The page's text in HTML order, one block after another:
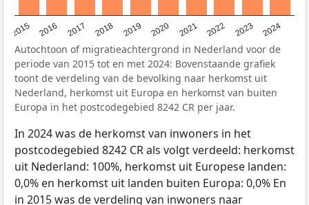
2015 2016 2017 2018 2019 2020 2021 2022 2023 2024
Autochtoon of migratieachtergrond in Nederland voor de
periode van 2015 tot en met 2024: Bovenstaande grafiek
toont de verdeling van de bevolking naar herkomst uit
Nederland, herkomst uit Europa en herkomst van buiten
Europa in het postcodegebied 8242 CR per jaar.
In 2024 was de herkomst van inwoners in het
postcodegebied 8242 CR als volgt verdeeld: herkomst
uit Nederland: 100%, herkomst uit Europese landen:
0,0% en herkomst uit landen buiten Europa: 0,0% En
in 2015 was de verdeling van inwoners naar